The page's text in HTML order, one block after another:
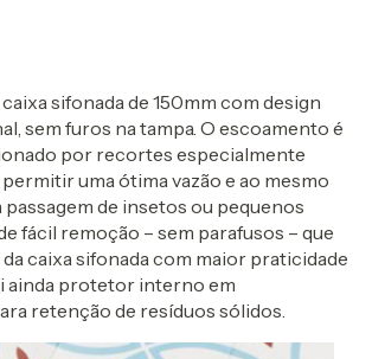
sifonada de 150mm com design
sem furos na tampa. O escoamento é
por recortes especialmente
uma ótima vazão e ao mesmo
de insetos ou pequenos
fácil remoção – sem parafusos – que
caixa sifonada com maior praticidade
ainda protetor interno em
retenção de resíduos sólidos.